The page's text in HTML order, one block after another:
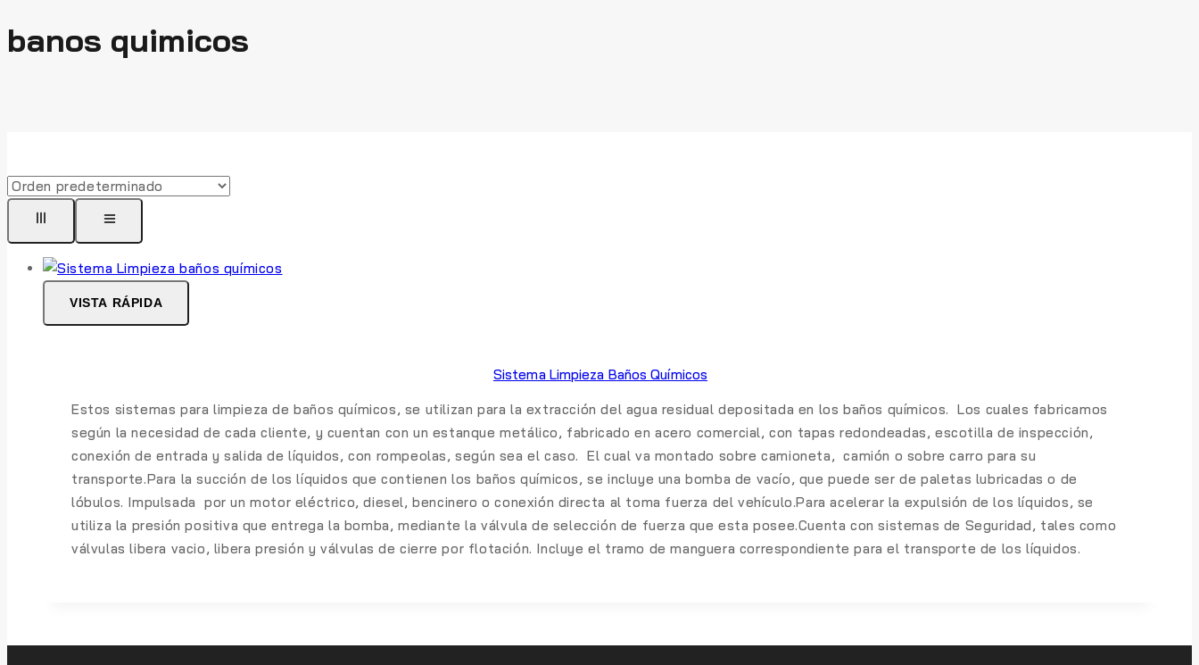
banos quimicos
VISTA RÁPIDA
Sistema Limpieza Baños Químicos
Estos sistemas para limpieza de baños químicos, se utilizan para la extracción del agua residual depositada en los baños químicos. Los cuales fabricamos
según la necesidad de cada cliente, y cuentan con un estanque metálico, fabricado en acero comercial, con tapas redondeadas, escotilla de inspección,
conexión de entrada y salida de líquidos, con rompeolas, según sea el caso. El cual va montado sobre camioneta, camión o sobre carro para su
transporte.Para la succión de los líquidos que contienen los baños químicos, se incluye una bomba de vacío, que puede ser de paletas lubricadas o de
lóbulos. Impulsada por un motor eléctrico, diesel, bencinero o conexión directa al toma fuerza del vehículo.Para acelerar la expulsión de los líquidos, se
utiliza la presión positiva que entrega la bomba, mediante la válvula de selección de fuerza que esta posee.Cuenta con sistemas de Seguridad, tales como
válvulas libera vacio, libera presión y válvulas de cierre por flotación. Incluye el tramo de manguera correspondiente para el transporte de los líquidos.